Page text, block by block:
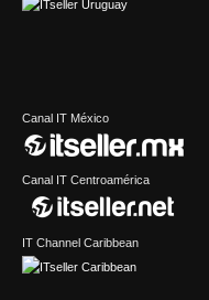
Canal IT México
Canal IT Centroamérica
IT Channel Caribbean